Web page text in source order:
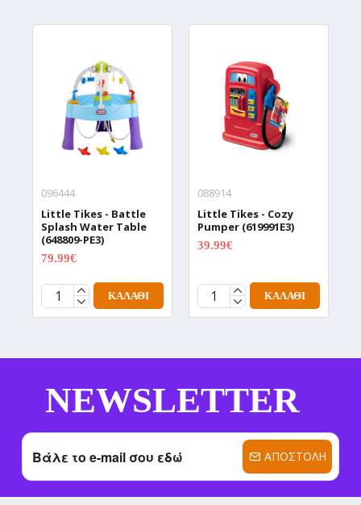
096444
Little Tikes - Battle
Splash Water Table
(648809-PE3)
79.99€
ΚΑΛΆΘΙ
088914
Little Tikes - Cozy
Pumper (619991E3)
39.99€
ΚΑΛΆΘΙ
NEWSLETTER
ΑΠΟΣΤΟΛΉ